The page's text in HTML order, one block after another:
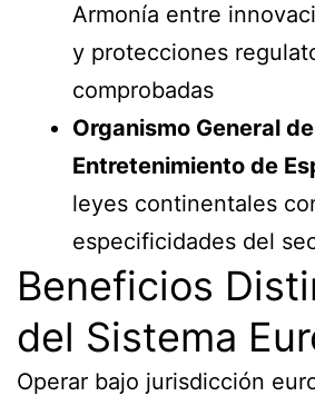
Armonía entre
y protecciones
comprobadas
Organismo General
Entretenimiento de
leyes continentales
especificidades del
Beneficios
del Sistema
Operar bajo jurisdicción